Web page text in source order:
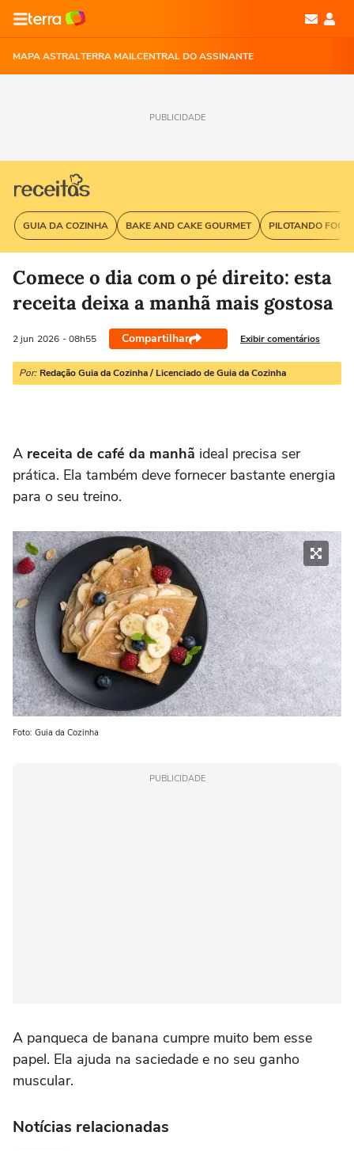
MAPA ASTRALTERRA MAILCENTRAL DO ASSINANTE
PUBLICIDADE
GUIA DA COZINHA BAKE AND CAKE GOURMET PILOTANDO
Comece o dia com o pé direito: esta
receita deixa a manhã mais gostosa
2 jun 2026 - 08h55 Compartilhar Exibir comentários
Por: Redação Guia da Cozinha / Licenciado de Guia da Cozinha
A receita de café da manhã ideal precisa ser
prática. Ela também deve fornecer bastante energia
para o seu treino.
Foto: Guia da Cozinha
PUBLICIDADE
A panqueca de banana cumpre muito bem esse
papel. Ela ajuda na saciedade e no seu ganho
muscular.
Notícias relacionadas